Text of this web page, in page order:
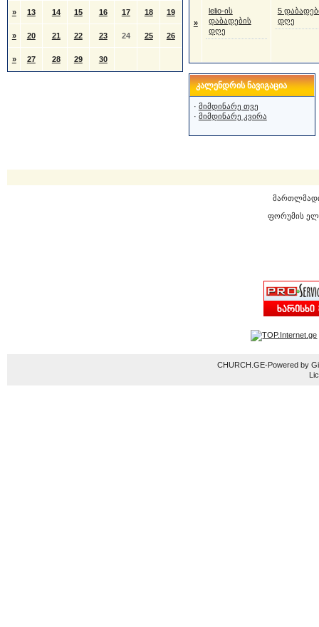
» 13 14 15 16 17 18 19
» 20 21 22 23 24 25 26
» 27 28 29 30
»
lelio-ის
დაბადების
დღე
5
დღე
კალენდრის ნავიგაცია
· მიმდინარე თვე
· მიმდინარე კვირა
ფორუმის
CHURCH.GE-Powered by